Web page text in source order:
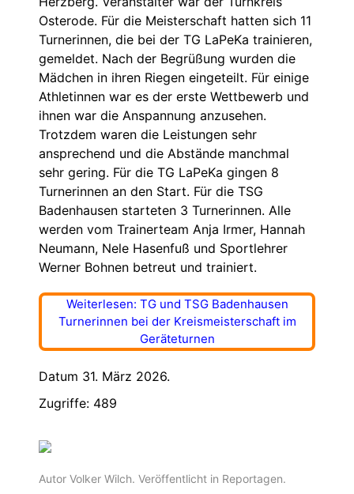
Osterode. Für die Meisterschaft hatten sich 11
Turnerinnen, die bei der TG LaPeKa trainieren,
gemeldet. Nach der Begrüßung wurden die
Mädchen in ihren Riegen eingeteilt. Für einige
Athletinnen war es der erste Wettbewerb und
ihnen war die Anspannung anzusehen.
Trotzdem waren die Leistungen sehr
ansprechend und die Abstände manchmal
sehr gering. Für die TG LaPeKa gingen 8
Turnerinnen an den Start. Für die TSG
Badenhausen starteten 3 Turnerinnen. Alle
werden vom Trainerteam Anja Irmer, Hannah
Neumann, Nele Hasenfuß und Sportlehrer
Werner Bohnen betreut und trainiert.
Weiterlesen: TG und TSG Badenhausen
Turnerinnen bei der Kreismeisterschaft im
Geräteturnen
Datum 31. März 2026.
Zugriffe: 489
Autor Volker Wilch. Veröffentlicht in Reportagen.